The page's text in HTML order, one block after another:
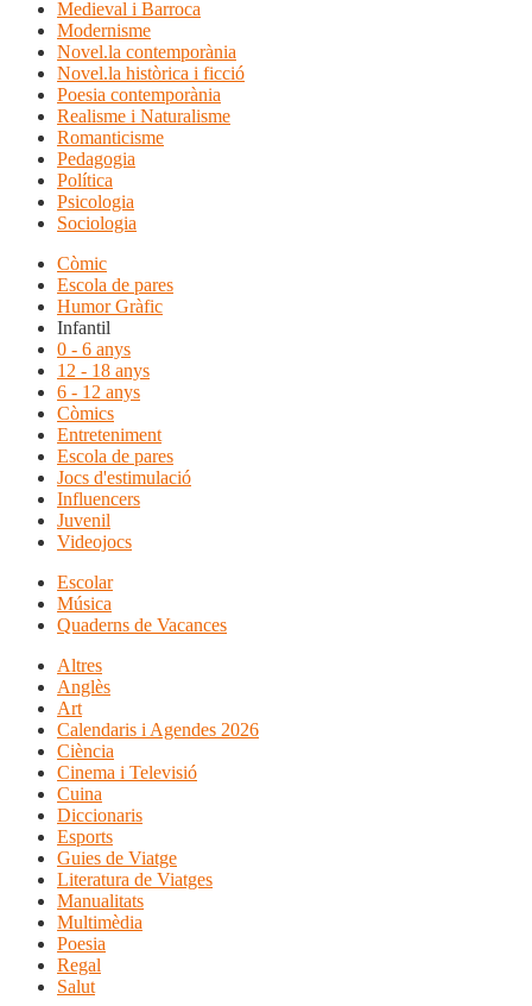
Medieval i Barroca
Modernisme
Novel.la contemporània
Novel.la històrica i ficció
Poesia contemporània
Realisme i Naturalisme
Romanticisme
Pedagogia
Política
Psicologia
Sociologia
Còmic
Escola de pares
Humor Gràfic
Infantil
0 - 6 anys
12 - 18 anys
6 - 12 anys
Còmics
Entreteniment
Escola de pares
Jocs d'estimulació
Influencers
Juvenil
Videojocs
Escolar
Música
Quaderns de Vacances
Altres
Anglès
Art
Calendaris i Agendes 2026
Ciència
Cinema i Televisió
Cuina
Diccionaris
Esports
Guies de Viatge
Literatura de Viatges
Manualitats
Multimèdia
Poesia
Regal
Salut